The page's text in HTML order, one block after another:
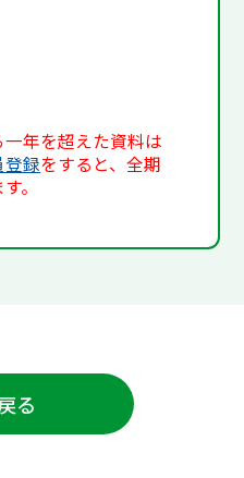
年を超えた資料は
登録をすると、全期
。
る